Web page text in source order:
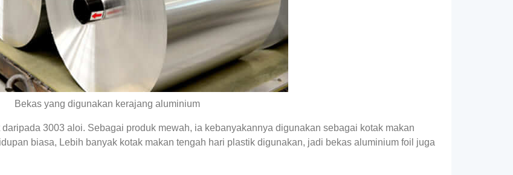
Bekas yang digunakan kerajang aluminium
3003 aloi. Sebagai produk mewah, ia kebanyakannya digunakan sebagai kotak makan
biasa, Lebih banyak kotak makan tengah hari plastik digunakan, jadi bekas aluminium foil juga